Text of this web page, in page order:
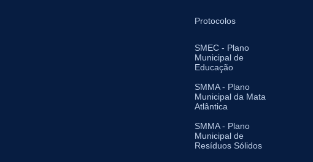
Protocolos
SMEC - Plano
Municipal de
Educação
SMMA - Plano
Municipal da Mata
Atlântica
SMMA - Plano
Municipal de
Resíduos Sólidos